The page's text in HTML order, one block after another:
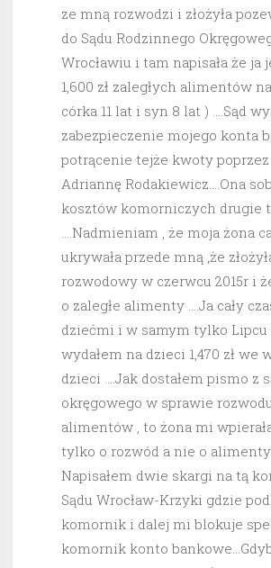
ze mną rozwodzi i złożyła
do Sądu Rodzinnego
Wrocławiu i tam napisała że ja
1,600 zł zaległych alimentów
córka 11 lat i syn 8 lat ) ….Sąd
zabezpieczenie mojego konta
potrącenie tejże kwoty
Adriannę Rodakiewicz….Ona
kosztów komorniczych drugie
….Nadmieniam , że moja żona
ukrywała przede mną ,że
rozwodowy w czerwcu 2015r i
o zaległe alimenty ….Ja cały
dziećmi i w samym tylko Lipcu
wydałem na dzieci 1,470 zł we
dzieci ….Jak dostałem pismo z
okręgowego w sprawie
alimentów , to żona mi
tylko o rozwód a nie o
Napisałem dwie skargi na tą
Sądu Wrocław-Krzyki gdzie
komornik i dalej mi blokuje
komornik konto